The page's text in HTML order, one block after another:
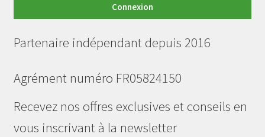
Connexion
Partenaire indépendant depuis 2016
Agrément numéro FR05824150
Recevez nos offres exclusives et conseils en
vous inscrivant à la newsletter